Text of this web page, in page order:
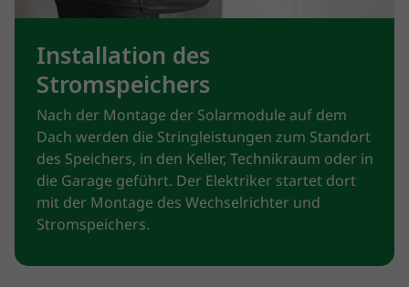
Installation des
Stromspeichers
Nach der Montage der Solarmodule auf dem
Dach werden die Stringleistungen zum Standort
des Speichers, in den Keller, Technikraum oder in
die Garage geführt. Der Elektriker startet dort
mit der Montage des Wechselrichter und
Stromspeichers.